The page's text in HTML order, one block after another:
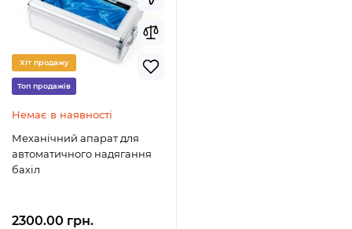
Хіт продажу
Топ продажів
Немає в наявності
Механічний апарат для
автоматичного надягання
бахіл
2300.00 грн.